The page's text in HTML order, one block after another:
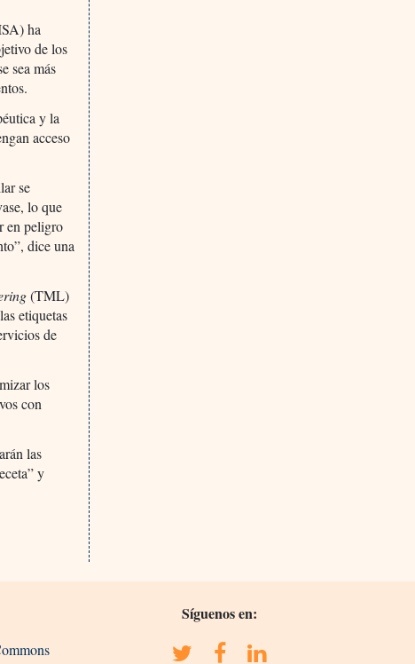
ha
de los
sea más
y la
acceso
se
lo que
en peligro
dice una
(TML)
etiquetas
de
los
con
las
y
Síguenos en: